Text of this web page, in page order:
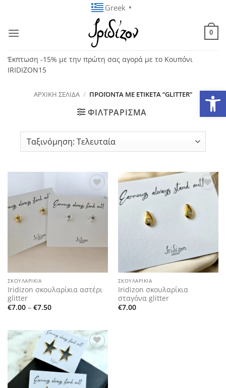
περιεχόμενο
Greek ▼
0
Έκπτωση -15% με την πρώτη σας αγορά με το Κουπόνι
IRIDIZON15
ΑΡΧΙΚΉ ΣΕΛΊΔΑ / ΠΡΟΪΌΝΤΑ ΜΕ ΕΤΙΚΈΤΑ “GLITTER”
ΦΙΛΤΡΆΡΙΣΜΑ
Add to
wishlist
ΣΚΟΥΛΑΡΊΚΙΑ
Iridizon σκουλαρίκια αστέρι
glitter
€7.00 – €7.50Price
€7.50
ΣΚΟΥΛΑΡΊΚΙΑ
Iridizon σκουλαρίκια
σταγόνα glitter
€7.00
wishlist